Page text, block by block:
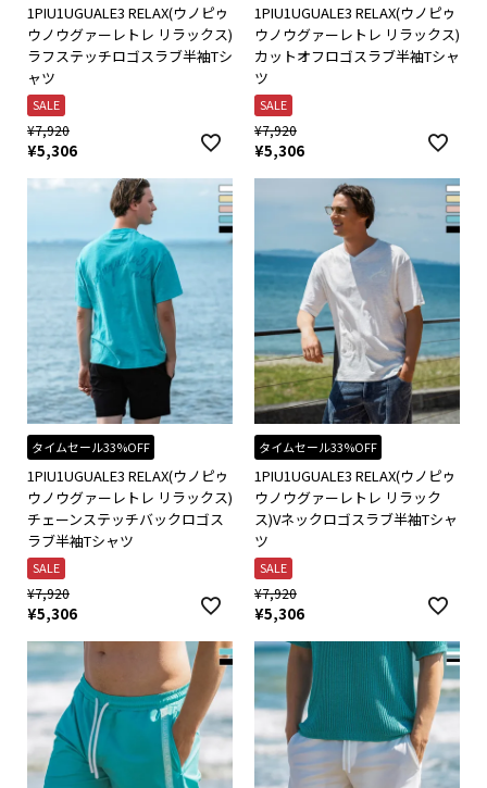
1PIU1UGUALE3 RELAX(ウノピゥ
ウノウグァーレトレ リラックス)
ラフステッチロゴスラブ半袖Tシ
ャツ
SALE
¥7,920
¥5,306
1PIU1UGUALE3 RELAX(ウノピゥ
ウノウグァーレトレ リラックス)
カットオフロゴスラブ半袖Tシャ
ツ
SALE
¥7,920
¥5,306
タイムセール33%OFF
1PIU1UGUALE3 RELAX(ウノピゥ
ウノウグァーレトレ リラックス)
チェーンステッチバックロゴス
ラブ半袖Tシャツ
SALE
¥7,920
¥5,306
タイムセール33%OFF
1PIU1UGUALE3 RELAX(ウノピゥ
ウノウグァーレトレ リラック
ス)Vネックロゴスラブ半袖Tシャ
ツ
SALE
¥7,920
¥5,306